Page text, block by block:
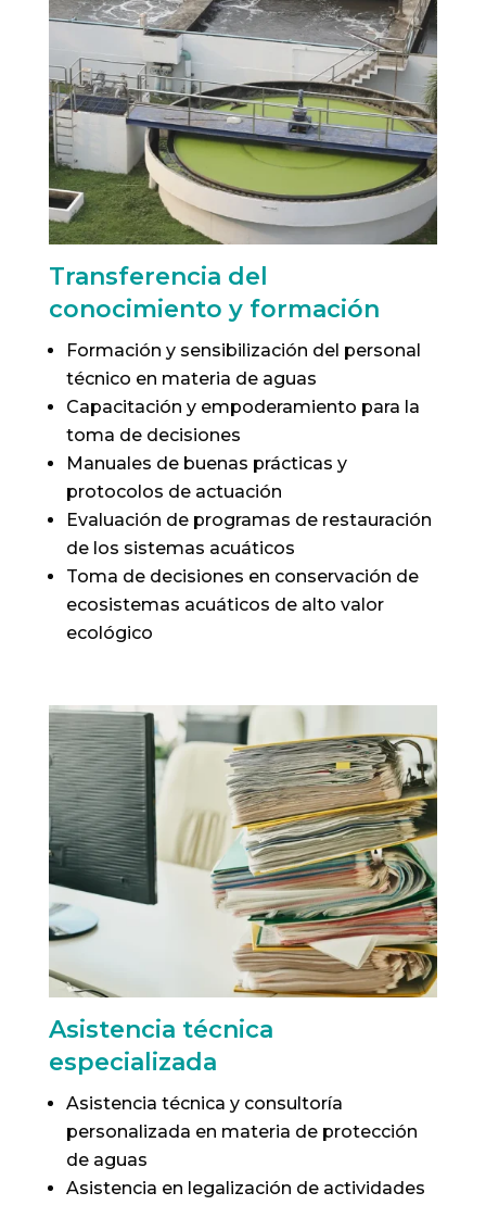
Transferencia del
conocimiento y formación
Formación y sensibilización del personal
técnico en materia de aguas
Capacitación y empoderamiento para la
toma de decisiones
Manuales de buenas prácticas y
protocolos de actuación
Evaluación de programas de restauración
de los sistemas acuáticos
Toma de decisiones en conservación de
ecosistemas acuáticos de alto valor
ecológico
Asistencia técnica
especializada
Asistencia técnica y consultoría
personalizada en materia de protección
de aguas
Asistencia en legalización de actividades